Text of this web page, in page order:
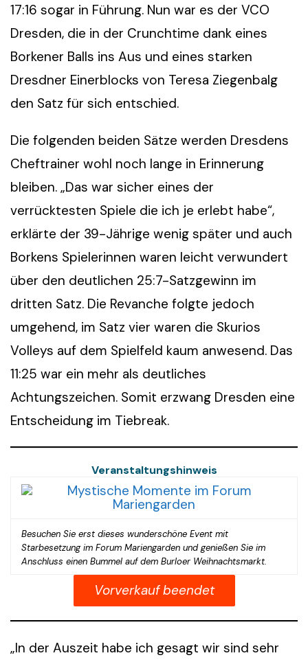
17:16 sogar in Führung. Nun war es der VCO
Dresden, die in der Crunchtime dank eines
Borkener Balls ins Aus und eines starken
Dresdner Einerblocks von Teresa Ziegenbalg
den Satz für sich entschied.
Die folgenden beiden Sätze werden Dresdens
Cheftrainer wohl noch lange in Erinnerung
bleiben. „Das war sicher eines der
verrücktesten Spiele die ich je erlebt habe“,
erklärte der 39-Jährige wenig später und auch
Borkens Spielerinnen waren leicht verwundert
über den deutlichen 25:7-Satzgewinn im
dritten Satz. Die Revanche folgte jedoch
umgehend, im Satz vier waren die Skurios
Volleys auf dem Spielfeld kaum anwesend. Das
11:25 war ein mehr als deutliches
Achtungszeichen. Somit erzwang Dresden eine
Entscheidung im Tiebreak.
Veranstaltungshinweis
Besuchen Sie erst dieses wunderschöne Event mit
Starbesetzung im Forum Mariengarden und genießen Sie im
Anschluss einen Bummel auf dem Burloer Weihnachtsmarkt.
Vorverkauf beendet
„In der Auszeit habe ich gesagt wir sind sehr